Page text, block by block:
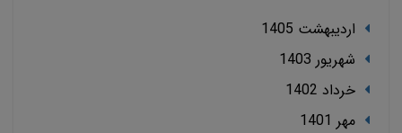
ارديبهشت 1405
شهریور 1403
خرداد 1402
مهر 1401